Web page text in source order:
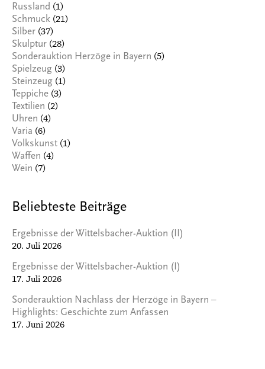
Russland (1)
Schmuck (21)
Silber (37)
Skulptur (28)
Sonderauktion Herzöge in Bayern (5)
Spielzeug (3)
Steinzeug (1)
Teppiche (3)
Textilien (2)
Uhren (4)
Varia (6)
Volkskunst (1)
Waffen (4)
Wein (7)
Beliebteste Beiträge
Ergebnisse der Wittelsbacher-Auktion (II)
20. Juli 2026
Ergebnisse der Wittelsbacher-Auktion (I)
17. Juli 2026
Sonderauktion Nachlass der Herzöge in Bayern –
Highlights: Geschichte zum Anfassen
17. Juni 2026